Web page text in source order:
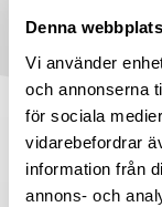
Denna
Vi använder
och annonserna
för sociala
vidarebefordrar
information från
annons- och